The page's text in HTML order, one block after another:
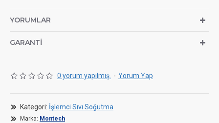
Rated voltage: 12 V
Number: 3
Airflow: 129.46 m³/h
Static pressure: 3.81 mmAQ
Rated voltage: 12 V
Compatibility:
YORUMLAR
GARANTI
0 yorum yapılmış. - Yorum Yap
Kategori: İşlemci Sıvı Soğutma
Marka: Montech